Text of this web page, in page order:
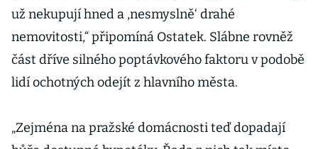
už nekupují hned a ,nesmyslně‘ drahé
nemovitosti,“ připomíná Ostatek. Slábne rovněž
část dříve silného poptávkového faktoru v podobě
lidí ochotných odejít z hlavního města.
„Zejména na pražské domácnosti teď dopadají